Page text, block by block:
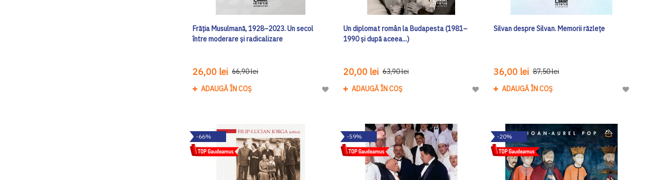
Frăția Musulmană, 1928–2023. Un secol
între moderare și radicalizare
26,00 lei 66,90 lei
ADAUGĂ ÎN COȘ
Adaugă
Dorinte
Un diplomat român la Budapesta (1981–
1990 și după aceea...)
20,00 lei 63,90 lei
ADAUGĂ ÎN COȘ
Adaugă
Dorinte
Silvan despre Silvan. Memorii răzlețe
36,00 lei 87,50 lei
ADAUGĂ ÎN COȘ
Adaugă
-66% -59% -20%